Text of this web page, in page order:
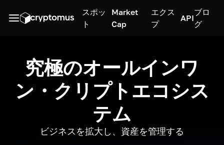
スポッ
ト
Market
Cap
エクス
プ
API
ブロ
グ
究極のオールインワ
ン・クリプトエコシス
テム
ビジネスを拡大し、資産を管理する